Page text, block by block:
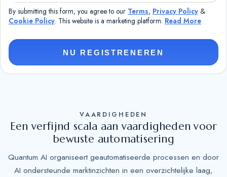
n
i
S
e
By submitting this form, you agree to our Terms, Privacy Policy &
Cookie Policy. This website is a marketing platform. Read More
NU REGISTRENEREN
VAARDIGHEDEN
Een verfijnd scala aan vaardigheden voor
bewuste automatisering
Quantum AI organiseert geautomatiseerde processen en door
AI ondersteunde marktinzichten in een overzichtelijke laag,